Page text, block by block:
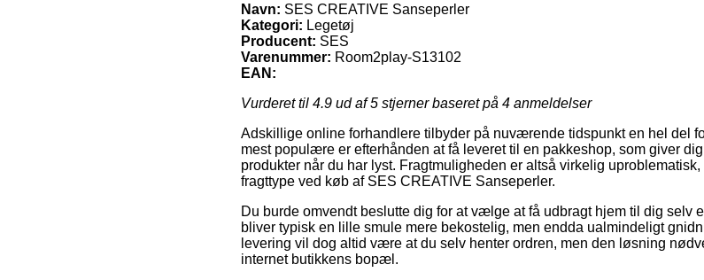
Navn: SES CREATIVE Sanseperler
Kategori: Legetøj
Producent: SES
Varenummer: Room2play-S13102
EAN:
Vurderet til 4.9 ud af 5 stjerner baseret på 4 anmeldelser
Adskillige online forhandlere tilbyder på nuværende tidspunkt en hel del
mest populære er efterhånden at få leveret til en pakkeshop, som giver
produkter når du har lyst. Fragtmuligheden er altså virkelig
fragttype ved køb af SES CREATIVE Sanseperler.
Du burde omvendt beslutte dig for at vælge at få udbragt hjem til dig selv
bliver typisk en lille smule mere bekostelig, men endda ualmindeligt
levering vil dog altid være at du selv henter ordren, men den løsning
internet butikkens bopæl.